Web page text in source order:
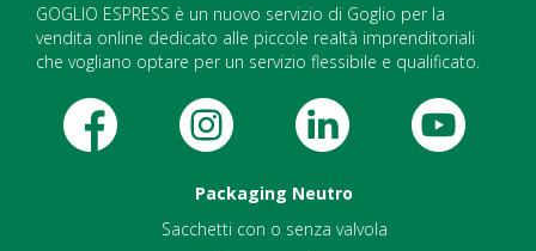
GOGLIO ESPRESS è un nuovo servizio di Goglio per la
vendita online dedicato alle piccole realtà imprenditoriali
che vogliano optare per un servizio flessibile e qualificato.
Packaging Neutro
Sacchetti con o senza valvola